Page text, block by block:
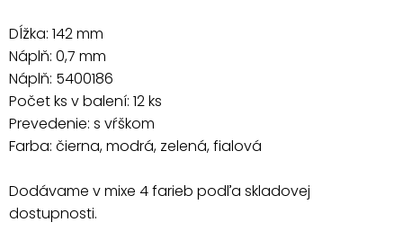
Dĺžka: 142 mm
Náplň: 0,7 mm
Náplň: 5400186
Počet ks v balení: 12 ks
Prevedenie: s vŕškom
Farba: čierna, modrá, zelená, fialová
Dodávame v mixe 4 farieb podľa skladovej
dostupnosti.